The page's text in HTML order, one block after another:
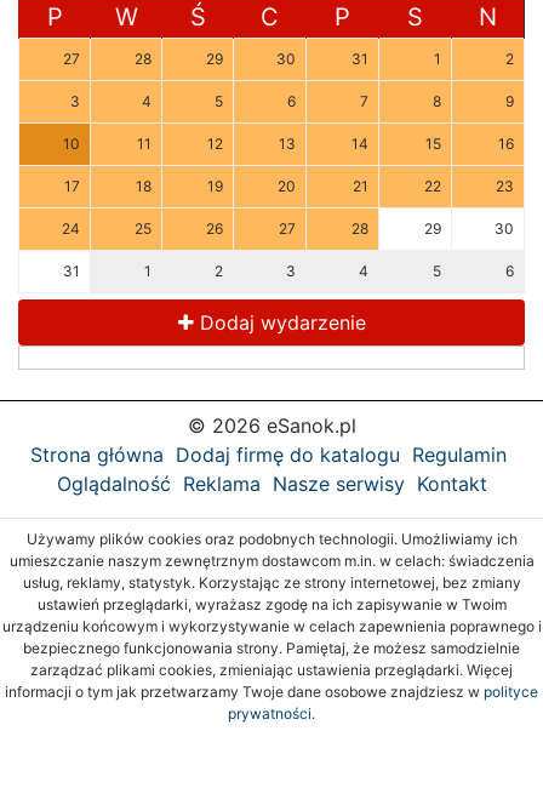
P W Ś C P S N
27 28 29 30 31 1 2
3 4 5 6 7 8 9
10 11 12 13 14 15 16
17 18 19 20 21 22 23
24 25 26 27 28 29 30
31 1 2 3 4 5 6
Dodaj wydarzenie
© 2026 eSanok.pl
Strona główna Dodaj firmę do katalogu Regulamin
Oglądalność Reklama Nasze serwisy Kontakt
Używamy plików cookies oraz podobnych technologii. Umożliwiamy ich
umieszczanie naszym zewnętrznym dostawcom m.in. w celach: świadczenia
usług, reklamy, statystyk. Korzystając ze strony internetowej, bez zmiany
ustawień przeglądarki, wyrażasz zgodę na ich zapisywanie w Twoim
urządzeniu końcowym i wykorzystywanie w celach zapewnienia poprawnego i
bezpiecznego funkcjonowania strony. Pamiętaj, że możesz samodzielnie
zarządzać plikami cookies, zmieniając ustawienia przeglądarki. Więcej
informacji o tym jak przetwarzamy Twoje dane osobowe znajdziesz w polityce
prywatności.